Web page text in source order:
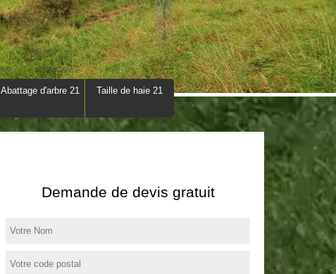
Abattage d'arbre 21 Taille de haie 21
Demande de devis gratuit